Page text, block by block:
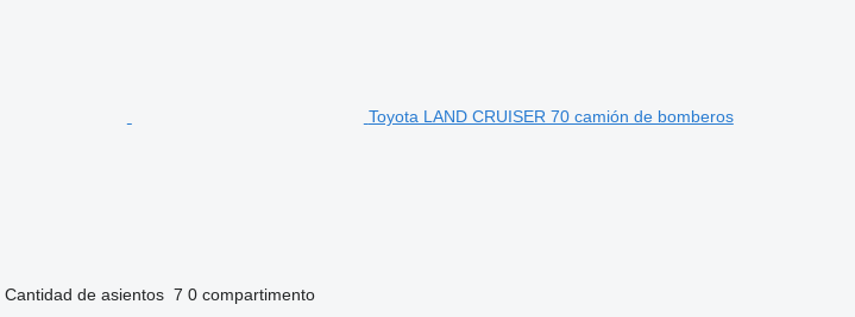
Toyota LAND CRUISER 70 camión de bomberos
Cantidad de asientos 7 0 compartimento